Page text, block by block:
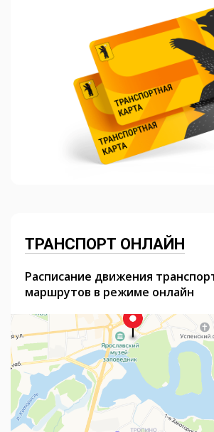
ТРАНСПОРТ ОНЛАЙН
Расписание движения
маршрутов в режиме онлайн